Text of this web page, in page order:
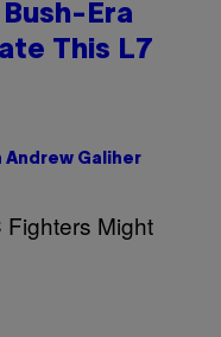
Era
This L7
Andrew Galiher